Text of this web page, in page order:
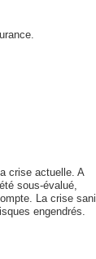
crise actuelle. A
sous-évalué,
La crise
engendrés.